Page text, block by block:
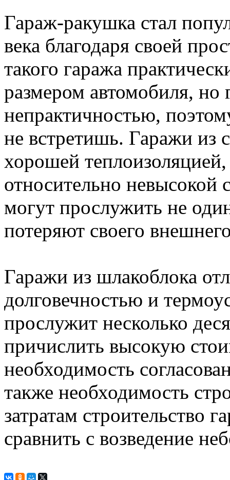
Гараж-ракушка стал
века благодаря своей
такого гаража
размером автомобиля, но
непрактичностью,
не встретишь. Гаражи из
хорошей
относительно невысокой
могут прослужить не
потеряют своего
Гаражи из шлакоблока
долговечностью и
прослужит несколько
причислить высокую
необходимость
также необходимость
затратам строительство
сравнить с возведение